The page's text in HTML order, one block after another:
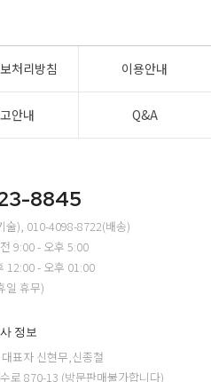
처리방침 이용안내
안내 Q&A
8845
술), 010-4098-8722(배송)
9:00 - 오후 5:00
12:00 - 오후 01:00
일 휴무)
정보
대표자 신현무,신종철
로 870-13 (방문판매불가합니다)